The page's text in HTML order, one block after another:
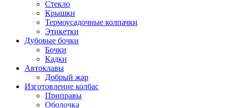
Стекло
Крышки
Термоусадочные колпачки
Этикетки
Дубовые бочки
Бочки
Кадки
Автоклавы
Добрый жар
Изготовление колбас
Приправы
Оболочка